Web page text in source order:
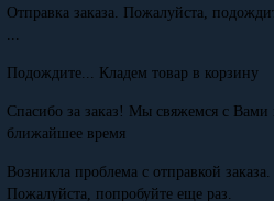
Отправка заказа. Пожалуйста,
Подождите... Кладем товар в корзину
Спасибо за заказ! Мы свяжемся с Вами
ближайшее время
Возникла проблема с отправкой заказа.
Пожалуйста, попробуйте еще раз.